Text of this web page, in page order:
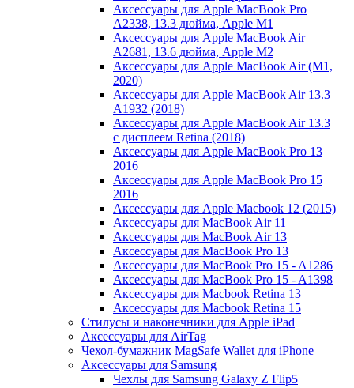
Аксессуары для Apple MacBook Pro
A2338, 13.3 дюйма, Apple M1
Аксессуары для Apple MacBook Air
A2681, 13.6 дюйма, Apple M2
Аксессуары для Apple MacBook Air (M1,
2020)
Аксессуары для Apple MacBook Air 13.3
A1932 (2018)
Аксессуары для Apple MacBook Air 13.3
с дисплеем Retina (2018)
Аксессуары для Apple MacBook Pro 13
2016
Аксессуары для Apple MacBook Pro 15
2016
Аксессуары для Apple Macbook 12 (2015)
Аксессуары для MacBook Air 11
Аксессуары для MacBook Air 13
Аксессуары для MacBook Pro 13
Аксессуары для MacBook Pro 15 - A1286
Аксессуары для MacBook Pro 15 - A1398
Аксессуары для Macbook Retina 13
Аксессуары для Macbook Retina 15
Стилусы и наконечники для Apple iPad
Аксессуары для AirTag
Чехол-бумажник MagSafe Wallet для iPhone
Аксессуары для Samsung
Чехлы для Samsung Galaxy Z Flip5